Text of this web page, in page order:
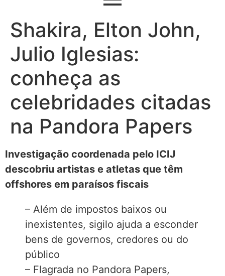
Shakira, Elton John,
Julio Iglesias:
conheça as
celebridades citadas
na Pandora Papers
Investigação coordenada pelo ICIJ
descobriu artistas e atletas que têm
offshores em paraísos fiscais
– Além de impostos baixos ou
inexistentes, sigilo ajuda a esconder
bens de governos, credores ou do
público
– Flagrada no Pandora Papers,